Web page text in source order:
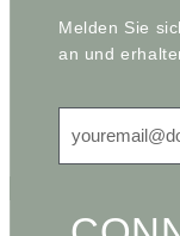
Melden Sie
an und